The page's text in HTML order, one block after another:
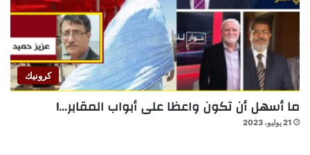
كرونيك
ما أسهل أن تكون واعظا على أبواب المقابر…!
21 يوليو، 2023